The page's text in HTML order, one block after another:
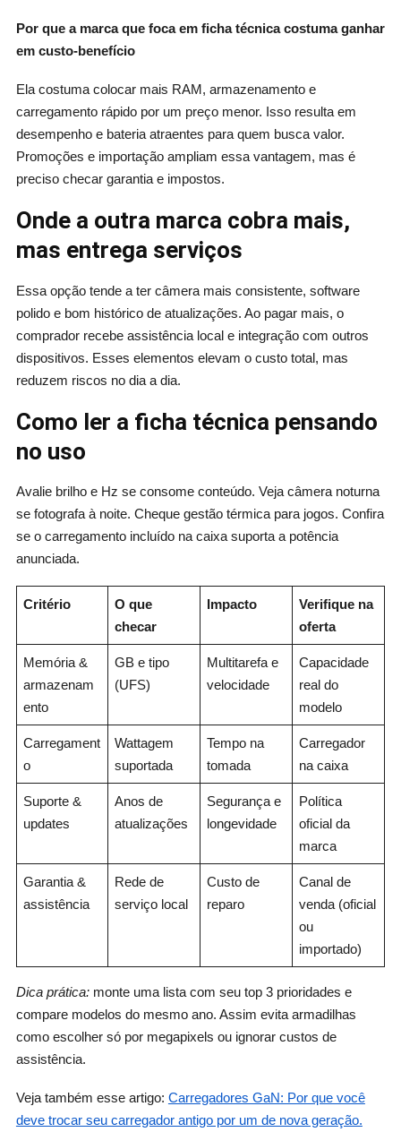
Por que a marca que foca em ficha técnica costuma ganhar
em custo-benefício
Ela costuma colocar mais RAM, armazenamento e
carregamento rápido por um preço menor. Isso resulta em
desempenho e bateria atraentes para quem busca valor.
Promoções e importação ampliam essa vantagem, mas é
preciso checar garantia e impostos.
Onde a outra marca cobra mais,
mas entrega serviços
Essa opção tende a ter câmera mais consistente, software
polido e bom histórico de atualizações. Ao pagar mais, o
comprador recebe assistência local e integração com outros
dispositivos. Esses elementos elevam o custo total, mas
reduzem riscos no dia a dia.
Como ler a ficha técnica pensando
no uso
Avalie brilho e Hz se consome conteúdo. Veja câmera noturna
se fotografa à noite. Cheque gestão térmica para jogos. Confira
se o carregamento incluído na caixa suporta a potência
anunciada.
Critério
O que
checar
Impacto
Verifique na
oferta
Memória &
armazenam
ento
GB e tipo
(UFS)
Multitarefa e
velocidade
Capacidade
real do
modelo
Carregament
o
Wattagem
suportada
Tempo na
tomada
Carregador
na caixa
Suporte &
updates
Anos de
atualizações
Segurança e
longevidade
Política
oficial da
marca
Garantia &
assistência
Rede de
serviço local
Custo de
reparo
Canal de
venda (oficial
ou
importado)
Dica prática:monte uma lista com seu top 3 prioridades e
compare modelos do mesmo ano. Assim evita armadilhas
como escolher só por megapixels ou ignorar custos de
assistência.
Veja também esse artigo: Carregadores GaN: Por que você
deve trocar seu carregador antigo por um de nova geração.